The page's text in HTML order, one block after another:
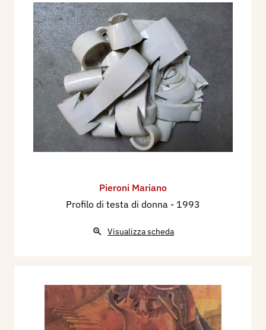
Pieroni Mariano
Profilo di testa di donna - 1993
Visualizza scheda